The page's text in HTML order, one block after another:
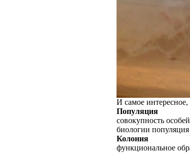
И самое интересное,
Популяция
совокупность
биологии популяция
Колония
функциональное